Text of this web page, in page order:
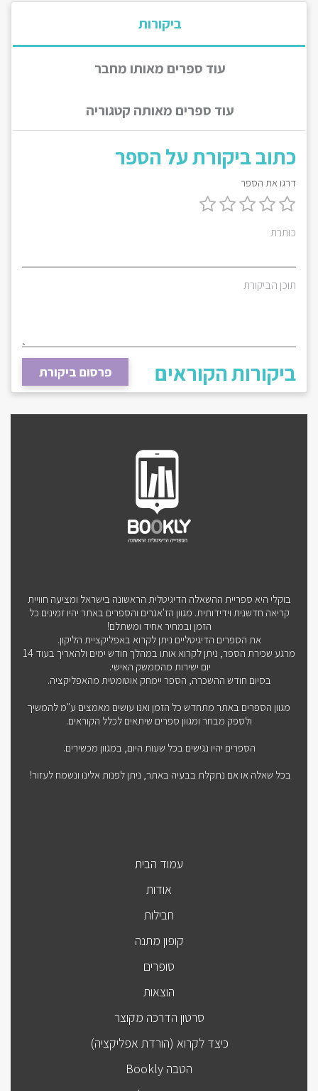
ביקורות
עוד ספרים מאותו מחבר
עוד ספרים מאותה קטגוריה
כתוב ביקורת על הספר
דרגו את הספר
כותרת
תוכן הביקורת
פרסום ביקורת ביקורות הקוראים
בוקלי היא ספריית ההשאלה הדיגיטלית הראשונה בישראל ומציעה חוויית
קריאה חדשנית וידידותית. מגוון הז'אנרים והספרים באתר יהיו זמינים כל
הזמן ובמחיר אחיד ומשתלם!
את הספרים הדיגיטליים ניתן לקרוא באפליקציית הליקון.
מרגע שכירת הספר, ניתן לקרוא אותו במהלך חודש ימים ולהאריך בעוד 14
יום ישירות מהממשק האישי.
בסיום חודש ההשכרה, הספר יימחק אוטומטית מהאפליקציה.
מגוון הספרים באתר מתחדש כל הזמן ואנו עושים מאמצים ע"מ להמשיך
ולספק מבחר ומגוון ספרים שיתאים לכלל הקוראים.
הספרים יהיו נגישים בכל שעות היום, במגוון מכשירים.
בכל שאלה או אם נתקלת בבעיה באתר, ניתן לפנות אלינו ונשמח לעזור!
עמוד הבית
אודות
חבילות
קופון מתנה
סופרים
הוצאות
סרטון הדרכה מקוצר
כיצד לקרוא (הורדת אפליקציה)
הטבה Bookly